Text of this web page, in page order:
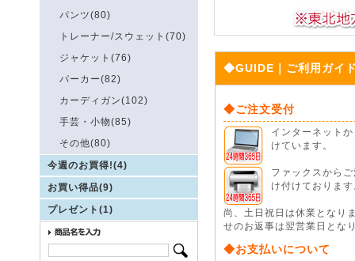
パンツ(80)
トレーナー/スウェット(70)
ジャケット(76)
パーカー(82)
カーディガン(102)
手芸・小物(85)
その他(80)
今週のお買得!(4)
お買い得品(9)
プレゼント(1)
◆GUIDE｜ご利用ガイ
◆ご注文受付
インターネット
けています。
ファックスから
け付けております
尚、土日祝日は休業となり
せのお返事は翌営業日とな
◆お支払いについて